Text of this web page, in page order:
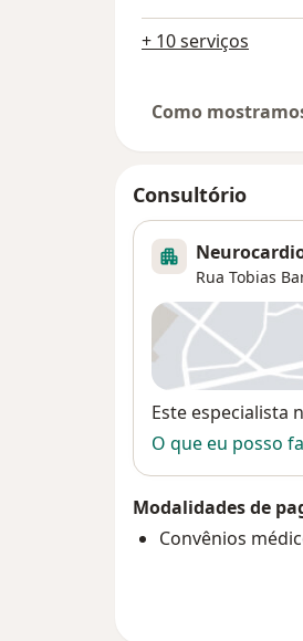
+ 10 serviços
Como
Consultório
Rua Tobias
Disponibilidade
Este especialista
O que eu posso
Modalidades de
Convênios